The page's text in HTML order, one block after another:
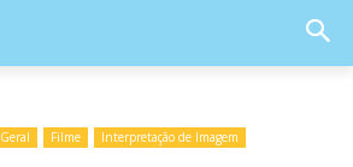
Geral Filme Interpretação de Imagem